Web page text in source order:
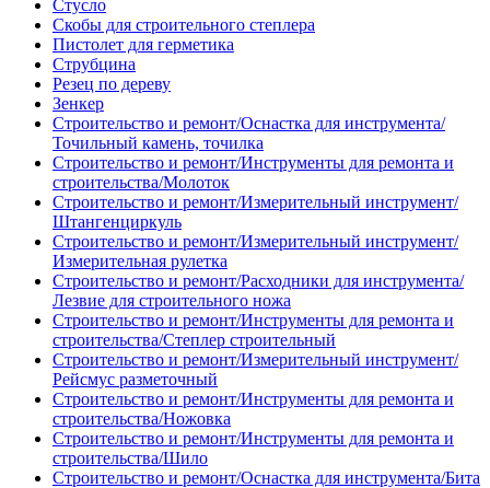
Стусло
Скобы для строительного степлера
Пистолет для герметика
Струбцина
Резец по дереву
Зенкер
Строительство и ремонт/Оснастка для инструмента/
Точильный камень, точилка
Строительство и ремонт/Инструменты для ремонта и
строительства/Молоток
Строительство и ремонт/Измерительный инструмент/
Штангенциркуль
Строительство и ремонт/Измерительный инструмент/
Измерительная рулетка
Строительство и ремонт/Расходники для инструмента/
Лезвие для строительного ножа
Строительство и ремонт/Инструменты для ремонта и
строительства/Степлер строительный
Строительство и ремонт/Измерительный инструмент/
Рейсмус разметочный
Строительство и ремонт/Инструменты для ремонта и
строительства/Ножовка
Строительство и ремонт/Инструменты для ремонта и
строительства/Шило
Строительство и ремонт/Оснастка для инструмента/Бита